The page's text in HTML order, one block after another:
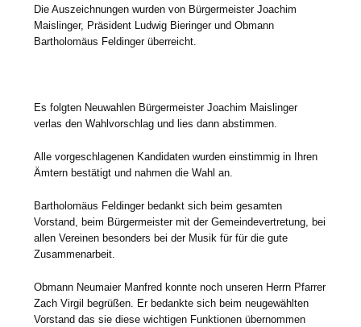
Die Auszeichnungen wurden von Bürgermeister Joachim
Maislinger, Präsident Ludwig Bieringer und Obmann
Bartholomäus Feldinger überreicht.
Es folgten Neuwahlen Bürgermeister Joachim Maislinger
verlas den Wahlvorschlag und lies dann abstimmen.
Alle vorgeschlagenen Kandidaten wurden einstimmig in Ihren
Ämtern bestätigt und nahmen die Wahl an.
Bartholomäus Feldinger bedankt sich beim gesamten
Vorstand, beim Bürgermeister mit der Gemeindevertretung, bei
allen Vereinen besonders bei der Musik für für die gute
Zusammenarbeit.
Obmann Neumaier Manfred konnte noch unseren Herrn Pfarrer
Zach Virgil begrüßen. Er bedankte sich beim neugewählten
Vorstand das sie diese wichtigen Funktionen übernommen